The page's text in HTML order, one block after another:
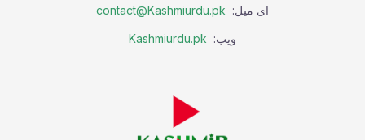
ای میل: contact@Kashmiurdu.pk
ویب: Kashmiurdu.pk